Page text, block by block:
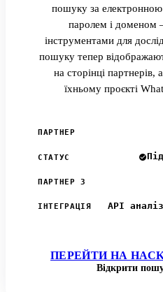
пошуку за
паролем і
інструментами для
пошуку тепер
на сторінці партнерів,
їхньому проєкті
ПАРТНЕР
СТАТУС
ПАРТНЕР З
ІНТЕГРАЦІЯ
API
ПЕРЕЙТИ НА
Відкрити